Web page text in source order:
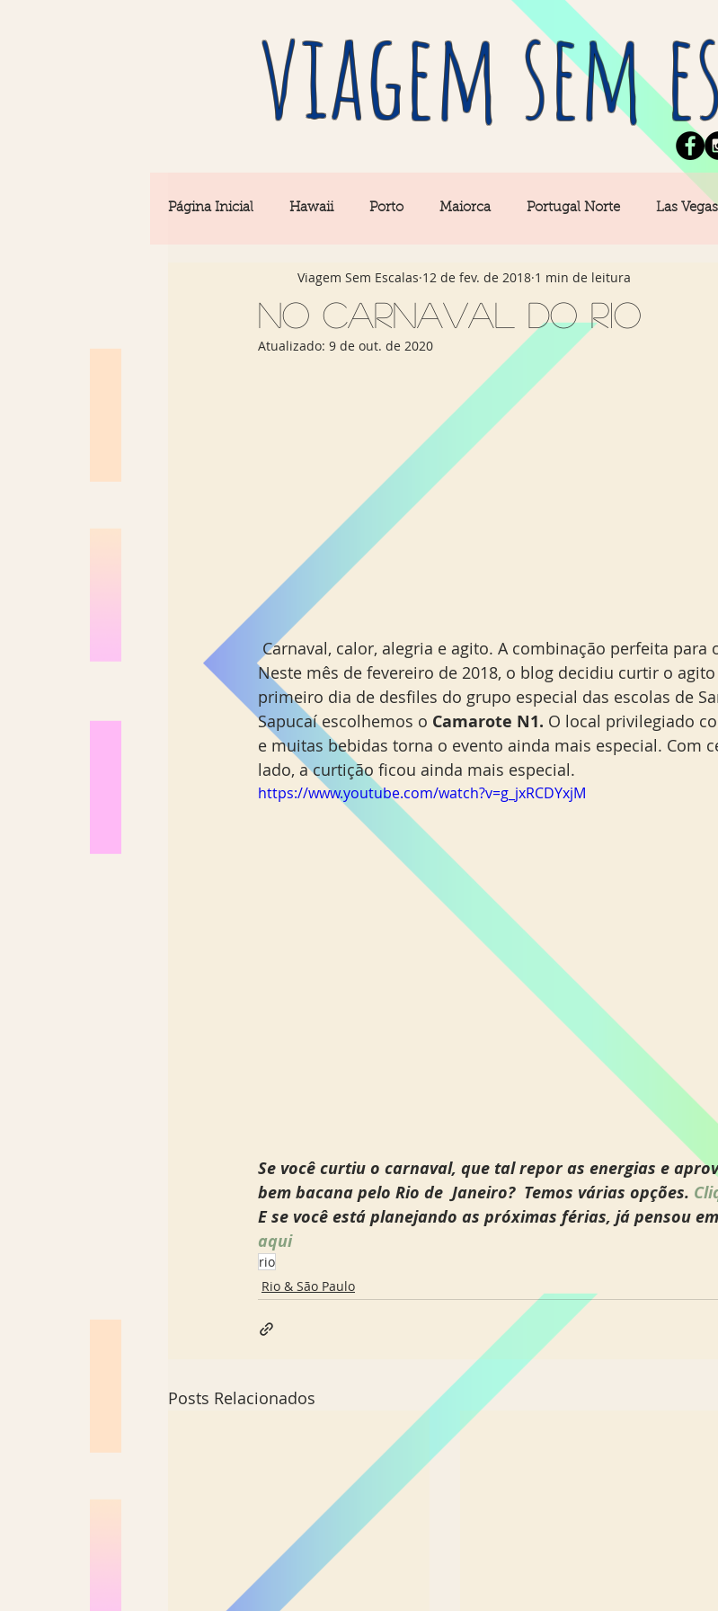
viagem sem
Página Inicial Hawaii Porto Maiorca Portugal Norte Las Vegas
Seul Equipe News Berlim Algarve
Rio & São Paulo Portugal Central Açores Amsterdam
Miami Orlando
No carnaval do Rio
Viagem Sem Escalas 12 de fev. de 2018 1 min de leitura
Atualizado: 9 de out. de 2020
Neste mês de fevereiro de 2018, o blog decidiu curtir o
primeiro dia de desfiles do grupo especial das escolas de
Sapucaí escolhemos o Camarote N1. O local privilegiado
e muitas bebidas torna o evento ainda mais especial. Com
lado, a curtição ficou ainda mais especial.
https://www.youtube.com/watch?v=g_jxRCDYxjM
Se você curtiu o carnaval, que tal repor as energias e
bem bacana pelo Rio de  Janeiro?  Temos várias opções.
E se você está planejando as próximas férias, já pensou
aqui
rio
Rio & São Paulo
Posts Relacionados